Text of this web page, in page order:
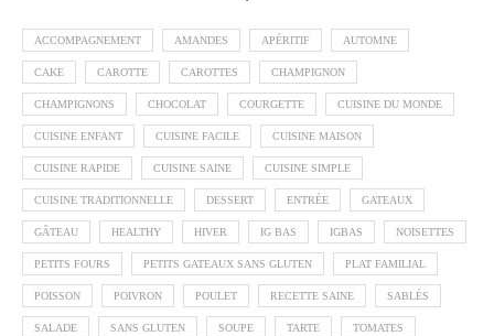
ACCOMPAGNEMENT AMANDES APÉRITIF AUTOMNE
CAKE CAROTTE CAROTTES CHAMPIGNON
CHAMPIGNONS CHOCOLAT COURGETTE CUISINE DU MONDE
CUISINE ENFANT CUISINE FACILE CUISINE MAISON
CUISINE RAPIDE CUISINE SAINE CUISINE SIMPLE
CUISINE TRADITIONNELLE DESSERT ENTRÉE GATEAUX
GÂTEAU HEALTHY HIVER IG BAS IGBAS NOISETTES
PETITS FOURS PETITS GATEAUX SANS GLUTEN PLAT FAMILIAL
POISSON POIVRON POULET RECETTE SAINE SABLÉS
SALADE SANS GLUTEN SOUPE TARTE TOMATES